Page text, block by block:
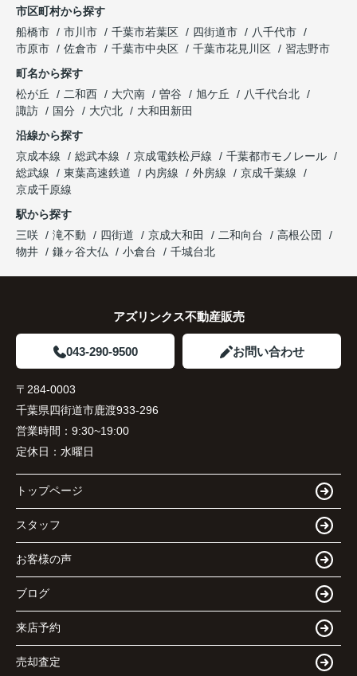
市区町村から探す
船橋市
市川市 千葉市若葉区 四街道市
八千代市
市原市
佐倉市 千葉市中央区 千葉市花見川区
習志野市
町名から探す
松が丘
二和西 大穴南 曽谷 旭ケ丘
八千代台北
諏訪
国分 大穴北
大和田新田
沿線から探す
京成本線
総武本線 京成電鉄松戸線
千葉都市モノレール
総武線
東葉高速鉄道 内房線 外房線
京成千葉線
京成千原線
駅から探す
三咲
滝不動 四街道 京成大和田 二和向台
高根公団
物井
鎌ヶ谷大仏 小倉台 千城台北
アズリンクス不動産販売
043-290-9500 お問い合わせ
〒284-0003
千葉県四街道市鹿渡933-296
営業時間： 9:30~19:00
定休日： 水曜日
トップページ
スタッフ
お客様の声
ブログ
来店予約
売却査定